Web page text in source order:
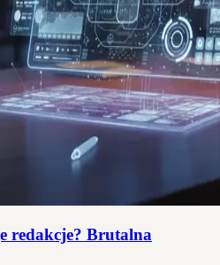
redakcje? Brutalna